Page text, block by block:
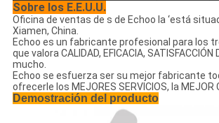
Sobre los E.E.U.U.
Oficina de ventas de s de Echoo la ‘está
Xiamen, China.
Echoo es un fabricante profesional para los
que valora CALIDAD, EFICACIA, SATISFACCIÓN
mucho.
Echoo se esfuerza ser su mejor fabricante
ofrecerle los MEJORES SERVICIOS, la MEJOR
Demostración del producto